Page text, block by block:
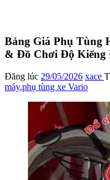
Bảng Giá Phụ Tùng
& Đồ Chơi Độ Kiểng
Đăng lúc 29/05/2026 xace
máy,phụ tùng xe Vario